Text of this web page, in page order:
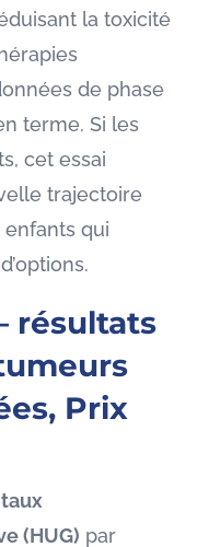
la toxicité
de phase
terme. Si les
cet essai
trajectoire
qui
résultats
Prix
(HUG) par